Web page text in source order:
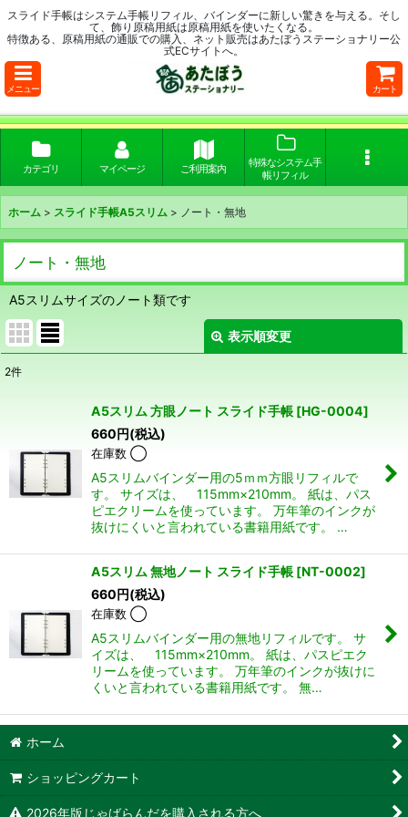
スライド手帳はシステム手帳リフィル、バインダーに新しい驚きを与える。そし
て、飾り原稿用紙は原稿用紙を使いたくなる。
特徴ある、原稿用紙の通販での購入、ネット販売はあたぼうステーショナリー公
式ECサイトへ。
メニュー カート
カテゴリ マイページ ご利用案内
特殊なシステム手
帳リフィル
ホーム > スライド手帳A5スリム > ノート・無地
ノート・無地
A5スリムサイズのノート類です
表示順変更
絞り込む
2件
A5スリム 方眼ノート スライド手帳 [HG-0004]
660円(税込)
在庫数 ◯
A5スリムバインダー用の5ｍｍ方眼リフィルで
す。 サイズは、 115mm×210mm。 紙は、パス
ピエクリームを使っています。 万年筆のインクが
抜けにくいと言われている書籍用紙です。 …
A5スリム 無地ノート スライド手帳 [NT-0002]
660円(税込)
在庫数 ◯
A5スリムバインダー用の無地リフィルです。 サ
イズは、 115mm×210mm。 紙は、パスピエク
リームを使っています。 万年筆のインクが抜けに
くいと言われている書籍用紙です。 無…
ホーム
ショッピングカート
2026年版じゃばらんだを購入される方へ